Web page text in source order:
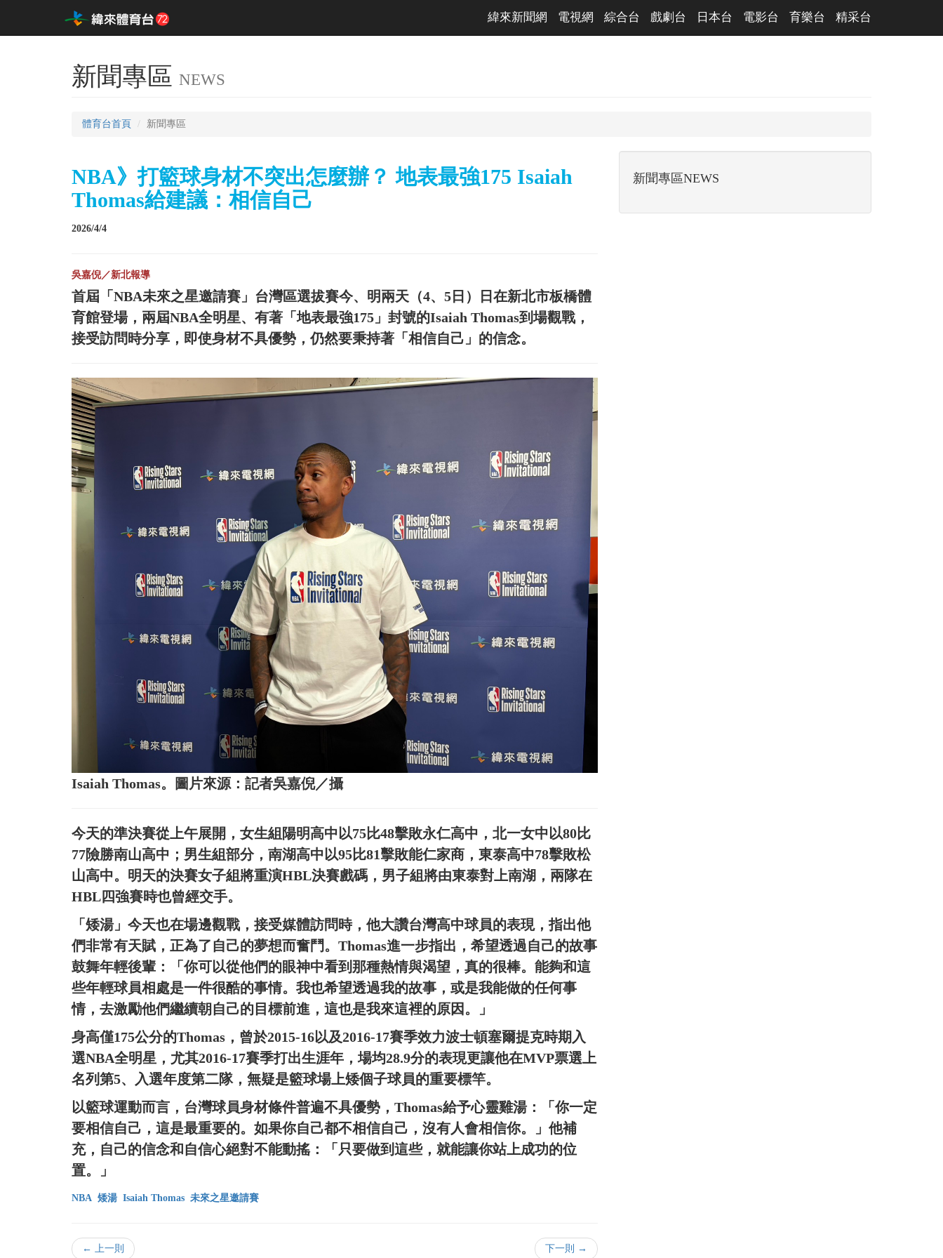
緯來新聞網 電視網 綜合台 戲劇台 日本台 電影台 育樂台 精采台
新聞專區 NEWS
體育台首頁 新聞專區
NBA》打籃球身材不突出怎麼辦？ 地表最強175 Isaiah
Thomas給建議：相信自己
2026/4/4
吳嘉倪／新北報導
首屆「NBA未來之星邀請賽」台灣區選拔賽今、明兩天（4、5日）日在新北市板橋體
育館登場，兩屆NBA全明星、有著「地表最強175」封號的Isaiah Thomas到場觀戰，
接受訪問時分享，即使身材不具優勢，仍然要秉持著「相信自己」的信念。
Isaiah Thomas。圖片來源：記者吳嘉倪／攝
今天的準決賽從上午展開，女生組陽明高中以75比48擊敗永仁高中，北一女中以80比
77險勝南山高中；男生組部分，南湖高中以95比81擊敗能仁家商，東泰高中78擊敗松
山高中。明天的決賽女子組將重演HBL決賽戲碼，男子組將由東泰對上南湖，兩隊在
HBL四強賽時也曾經交手。
「矮湯」今天也在場邊觀戰，接受媒體訪問時，他大讚台灣高中球員的表現，指出他
們非常有天賦，正為了自己的夢想而奮鬥。Thomas進一步指出，希望透過自己的故事
鼓舞年輕後輩：「你可以從他們的眼神中看到那種熱情與渴望，真的很棒。能夠和這
些年輕球員相處是一件很酷的事情。我也希望透過我的故事，或是我能做的任何事
情，去激勵他們繼續朝自己的目標前進，這也是我來這裡的原因。」
身高僅175公分的Thomas，曾於2015-16以及2016-17賽季效力波士頓塞爾提克時期入
選NBA全明星，尤其2016-17賽季打出生涯年，場均28.9分的表現更讓他在MVP票選上
名列第5、入選年度第二隊，無疑是籃球場上矮個子球員的重要標竿。
以籃球運動而言，台灣球員身材條件普遍不具優勢，Thomas給予心靈雞湯：「你一定
要相信自己，這是最重要的。如果你自己都不相信自己，沒有人會相信你。」他補
充，自己的信念和自信心絕對不能動搖：「只要做到這些，就能讓你站上成功的位
置。」
NBA 矮湯 Isaiah Thomas 未來之星邀請賽
← 上一則 下一則 →
新聞專區NEWS